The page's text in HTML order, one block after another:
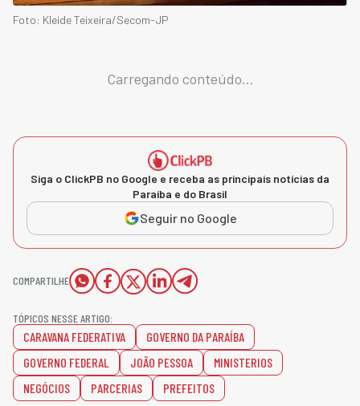
Foto: Kleide Teixeira/Secom-JP
Carregando conteúdo...
Siga o ClickPB no Google e receba as principais notícias da
Paraíba e do Brasil
Seguir no Google
COMPARTILHE
TÓPICOS NESSE ARTIGO:
CARAVANA FEDERATIVA
GOVERNO DA PARAÍBA
GOVERNO FEDERAL
JOÃO PESSOA
MINISTERIOS
NEGÓCIOS
PARCERIAS PREFEITOS